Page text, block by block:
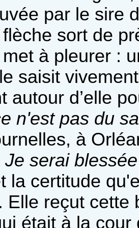
par le sire
sort de
à pleurer :
saisit
autour d’elle
n'est pas du
à
Je serai
la certitude
Elle reçut cette
était à la